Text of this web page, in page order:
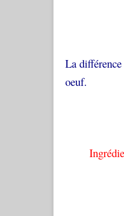
La différence
oeuf.